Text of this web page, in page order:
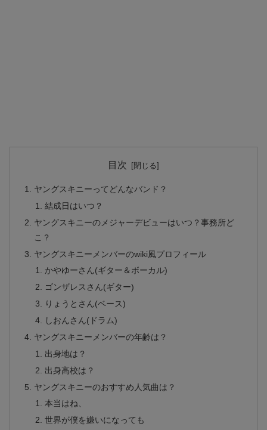
目次
ヤングスキニーってどんなバンド？
結成日はいつ？
ヤングスキニーのメジャーデビューはいつ？事務所ど
こ？
ヤングスキニーメンバーのwiki風プロフィール
かやゆーさん(ギター＆ボーカル)
ゴンザレスさん(ギター)
りょうとさん(ベース)
しおんさん(ドラム)
ヤングスキニーメンバーの年齢は？
出身地は？
出身高校は？
ヤングスキニーのおすすめ人気曲は？
本当はね、
世界が僕を嫌いになっても